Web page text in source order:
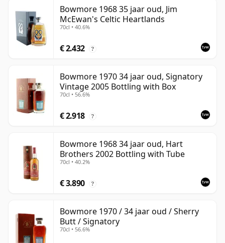
Bowmore 1968 35 jaar oud, Jim
McEwan's Celtic Heartlands
70cl • 40.6%
€ 2.432 ?
Bowmore 1970 34 jaar oud, Signatory
Vintage 2005 Bottling with Box
70cl • 56.6%
€ 2.918 ?
Bowmore 1968 34 jaar oud, Hart
Brothers 2002 Bottling with Tube
70cl • 40.2%
€ 3.890 ?
Bowmore 1970 / 34 jaar oud / Sherry
Butt / Signatory
70cl • 56.6%